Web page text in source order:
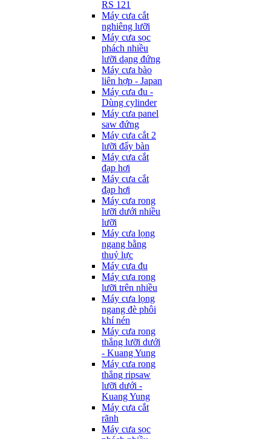
RS 121
Máy cưa cắt
nghiêng lưỡi
Máy cưa sọc
phách nhiều
lưỡi dạng đứng
Máy cưa bào
liên hợp - Japan
Máy cưa đu -
Dùng cylinder
Máy cưa panel
saw đứng
Máy cưa cắt 2
lưỡi đẩy bàn
Máy cưa cắt
đạp hơi
Máy cưa cắt
đạp hơi
Máy cưa rong
lưỡi dưới nhiều
lưỡi
Máy cưa lọng
ngang bằng
thuỷ lực
Máy cưa đu
Máy cưa rong
lưỡi trên nhiều
Máy cưa lọng
ngang đè phôi
khí nén
Máy cưa rong
thẳng lưỡi dưới
- Kuang Yung
Máy cưa rong
thẳng ripsaw
lưỡi dưới -
Kuang Yung
Máy cưa cắt
rãnh
Máy cưa sọc